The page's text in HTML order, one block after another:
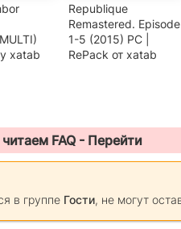
xatab
Republique
Remastered. Episode
1-5 (2015) PC |
RePack от xatab
FAQ - Перейти
в группе Гости, не могут